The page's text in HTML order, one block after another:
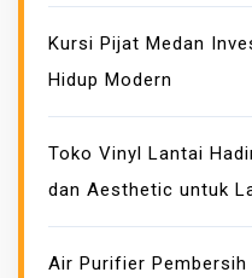
Kursi Pijat Medan
Hidup Modern
Toko Vinyl Lantai
dan Aesthetic untuk
Air Purifier Pembersih